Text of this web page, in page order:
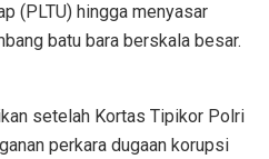
(PLTU) hingga menyasar
batu bara berskala besar.
setelah Kortas Tipikor Polri
perkara dugaan korupsi